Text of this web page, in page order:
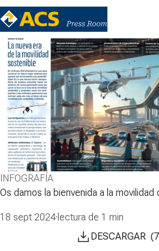
INFOGRAFÍA
Os damos la bienvenida a la movilidad
18 sept 2024· lectura de 1 min
DESCARGAR (